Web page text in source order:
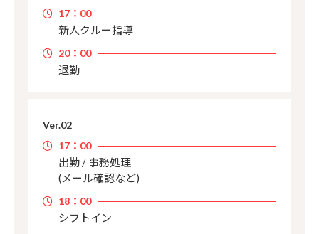
17：00
新人クルー指導
20：00
退勤
17：00
出勤 / 事務処理
(メール確認など)
18：00
シフトイン